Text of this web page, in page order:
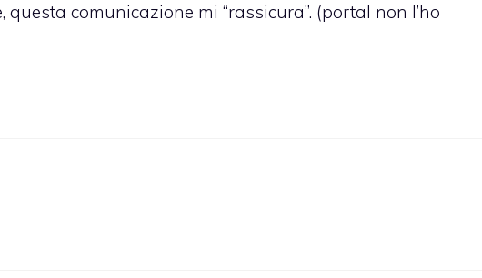
comunicazione mi “rassicura”. (portal non l’ho